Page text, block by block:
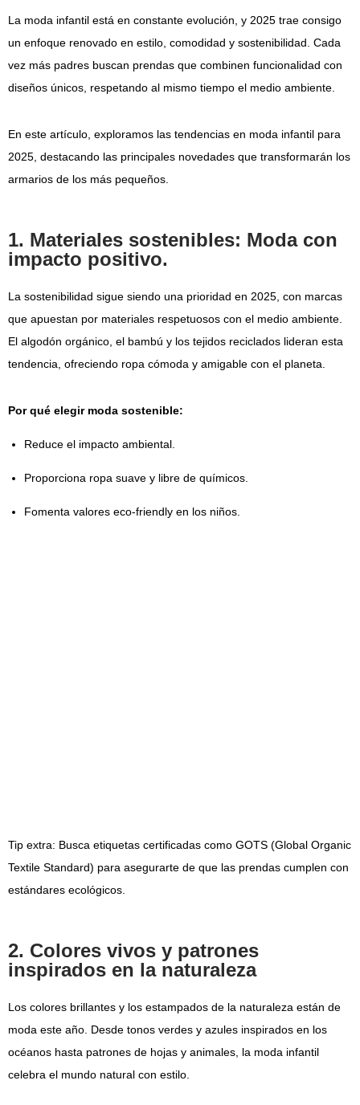
La moda infantil está en constante evolución, y 2025 trae consigo
un enfoque renovado en estilo, comodidad y sostenibilidad. Cada
vez más padres buscan prendas que combinen funcionalidad con
diseños únicos, respetando al mismo tiempo el medio ambiente.
En este artículo, exploramos las tendencias en moda infantil para
2025 , destacando las principales novedades que transformarán los
armarios de los más pequeños.
1. Materiales sostenibles: Moda con
impacto positivo.
La sostenibilidad sigue siendo una prioridad en 2025, con marcas
que apuestan por materiales respetuosos con el medio ambiente.
El algodón orgánico, el bambú y los tejidos reciclados lideran esta
tendencia, ofreciendo ropa cómoda y amigable con el planeta.
Por qué elegir moda sostenible:
Reduce el impacto ambiental.
Proporciona ropa suave y libre de químicos.
Fomenta valores eco-friendly en los niños.
Tip extra: Busca etiquetas certificadas como GOTS (Global Organic
Textile Standard) para asegurarte de que las prendas cumplen con
estándares ecológicos.
2. Colores vivos y patrones
inspirados en la naturaleza
Los colores brillantes y los estampados de la naturaleza están de
moda este año. Desde tonos verdes y azules inspirados en los
océanos hasta patrones de hojas y animales, la moda infantil
celebra el mundo natural con estilo.